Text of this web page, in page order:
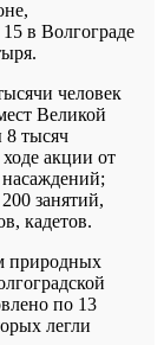
в Волгограде
человек
Великой
тысяч
акции от
занятий,
кадетов.
природных
по 13
легли